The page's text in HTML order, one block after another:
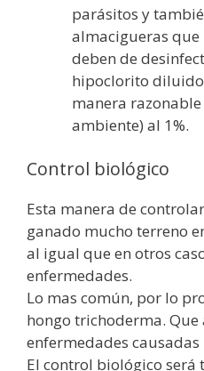
parásitos y
almacigueras que
deben de
hipoclorito
manera
ambiente) al 1%.
Control biológico
Esta manera de
ganado mucho terreno
al igual que en otros
enfermedades.
Lo mas común, por lo
hongo trichoderma.
enfermedades
El control biológico será